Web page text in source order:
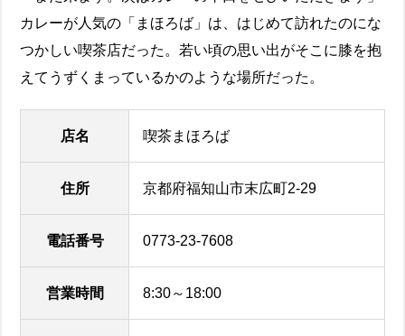
カレーが人気の「まほろば」は、はじめて訪れたのにな
つかしい喫茶店だった。若い頃の思い出がそこに膝を抱
えてうずくまっているかのような場所だった。
店名 喫茶まほろば
住所 京都府福知山市末広町2-29
電話番号 0773-23-7608
営業時間 8:30～18:00